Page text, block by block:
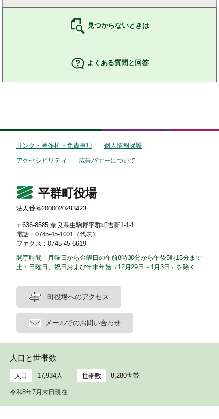
見つからないときは
よくある質問と回答
リンク・著作権・免責事項
個人情報保護
アクセシビリティ
広告バナーについて
平群町役場
法人番号2000020293423
〒636-8585 奈良県生駒郡平群町吉新1-1-1
電話：0745-45-1001（代表）
ファクス：0745-45-6619
開庁時間 月曜日から金曜日の午前8時30分から午後5時15分まで
土・日曜日、祝日および年末年始（12月29日～1月3日）を除く
町役場へのアクセス
メールでのお問い合わせ
人口と世帯数
人口 17,934人 世帯数 8,280世帯
令和8年7月末日現在